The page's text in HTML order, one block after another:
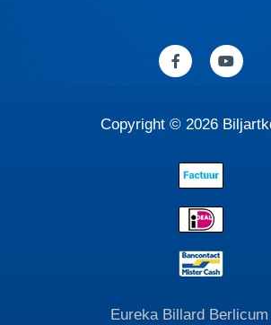
F
a
c
o
Y
o
u
b
Copyright © 2026
Eureka Billard